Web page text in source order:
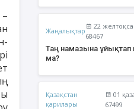
Жаңалықтар
22
68467
Таң намазына ұйықтап
ма?
Қазақстан
қарилары
01
67499